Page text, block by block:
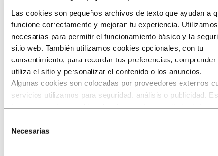
Las cookies son pequeños archivos de texto que ayudan a
funcione correctamente y mejoran tu experiencia.
necesarias para permitir el funcionamiento básico y la
sitio web. También utilizamos cookies opcionales, con tu
consentimiento, para recordar tus preferencias, comprender
utiliza el sitio y personalizar el contenido o los anuncios.
Algunas cookies son colocadas por proveedores externos
servicios utilizamos para seguridad, análisis o publicidad.
hayan recopilado a través de tu uso de sus servicios. El
Necesarias
Finanzas y contabilidad